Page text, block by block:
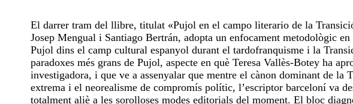
El darrer tram del llibre, titulat «Pujol en el campo literario de la
Josep Mengual i Santiago Bertrán, adopta un enfocament metodològic
Pujol dins el camp cultural espanyol durant el tardofranquisme i la
paradoxes més grans de Pujol, aspecte en què Teresa Vallès-Botey ha
investigadora, i que ve a assenyalar que mentre el cànon dominant de la
extrema i el neorealisme de compromís polític, l’escriptor barceloní va
totalment aliè a les sorolloses modes editorials del moment. El bloc